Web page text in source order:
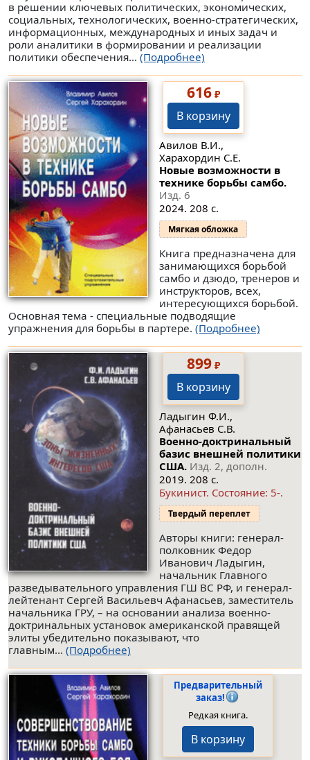
в решении ключевых политических, экономических,
социальных, технологических, военно-стратегических,
информационных, международных и иных задач и
роли аналитики в формировании и реализации
политики обеспечения... (Подробнее)
616₽
В корзину
Авилов В.И.,
Харахордин С.Е.
Новые возможности в
технике борьбы самбо.
Изд. 6
2024. 208 с.
Мягкая обложка
Книга предназначена для
занимающихся борьбой
самбо и дзюдо, тренеров и
инструкторов, всех,
интересующихся борьбой.
Основная тема - специальные подводящие
упражнения для борьбы в партере. (Подробнее)
899₽
В корзину
Ладыгин Ф.И.,
Афанасьев С.В.
Военно-доктринальный
базис внешней политики
США. Изд. 2, дополн.
2019. 208 с.
Букинист. Состояние: 5-.
Твердый переплет
Авторы книги: генерал-
полковник Федор
Иванович Ладыгин,
начальник Главного
разведывательного управления ГШ ВС РФ, и генерал-
лейтенант Сергей Васильевч Афанасьев, заместитель
начальника ГРУ, – на основании анализа военно-
доктринальных установок американской правящей
элиты убедительно показывают, что
главным... (Подробнее)
Предварительный
заказ!
Редкая книга.
В корзину